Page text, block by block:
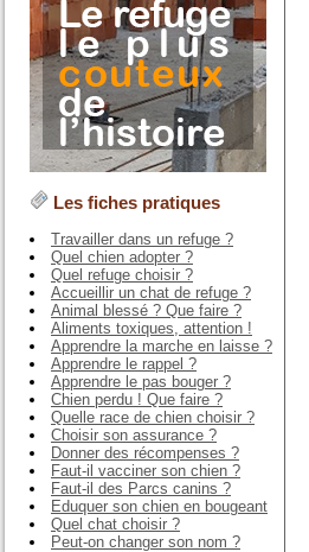
Les fiches pratiques
Travailler dans un refuge ?
Quel chien adopter ?
Quel refuge choisir ?
Accueillir un chat de refuge ?
Animal blessé ? Que faire ?
Aliments toxiques, attention !
Apprendre la marche en laisse ?
Apprendre le rappel ?
Apprendre le pas bouger ?
Chien perdu ! Que faire ?
Quelle race de chien choisir ?
Choisir son assurance ?
Donner des récompenses ?
Faut-il vacciner son chien ?
Faut-il des Parcs canins ?
Eduquer son chien en bougeant
Quel chat choisir ?
Peut-on changer son nom ?